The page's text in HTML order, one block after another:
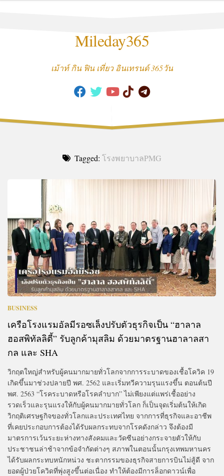
Mileday365
เม้าท์ กิน ฟิน เที่ยว อินเทรนด์ 365วัน
Tagged: โรงพยาบาลPMG
BUSINESS
เครือโรงแรมอัลมีรอซเล็งปรับตัวธุรกิจเป็น “ฮาลาล
ฮอสพิทัลลิตี้” รับลูกค้ามุสลิม ด้วยมาตรฐานฮาลาลสา
กล และ SHA
วิกฤตใหญ่สำหรับผู้คนมากมายทั่วโลกจากการระบาดของเชื้อโควิค 19
เกิดขึ้นมาช่วงปลายปี พศ. 2562 และเริ่มทวีความรุนแรงขึ้น ตอนต้นปี
พศ. 2563 “โรคระบาดหรือโรคลำบาก” ไม่เพียงแต่แพร่เชื้ออย่าง
รวดเร็วและรุนแรงให้กับผู้คนมากมายทั่วโลก ก็เป็นจุดเริ่มต้นให้เกิด
วิกฤติเศรษฐกิจของทั่วโลกและประเทศไทย จากการที่ธุรกิจและอาชีพ
ที่เคยประกอบการต้องได้รับผลกระทบจากโรคดังกล่าว จึงต้องมี
มาตรการเว้นระยะห่างทางสังคมและวัดซีนอย่างกระจายตัวให้กับ
ประชาชนล่าช้าจากข้อจำกัดต่างๆ สภาพในตอนนั้นกรุงเทพมหานคร
ได้รับผลกระทบหนักหน่วง ชะตากรรมของธุรกิจสายการบินไม่สู้ดี จาก
ยอดผู้ป่วยโควิดที่พุ่งสูงขึ้นต่อเนื่อง ทำให้ต้องมีการล็อกดาวน์เพื่อ